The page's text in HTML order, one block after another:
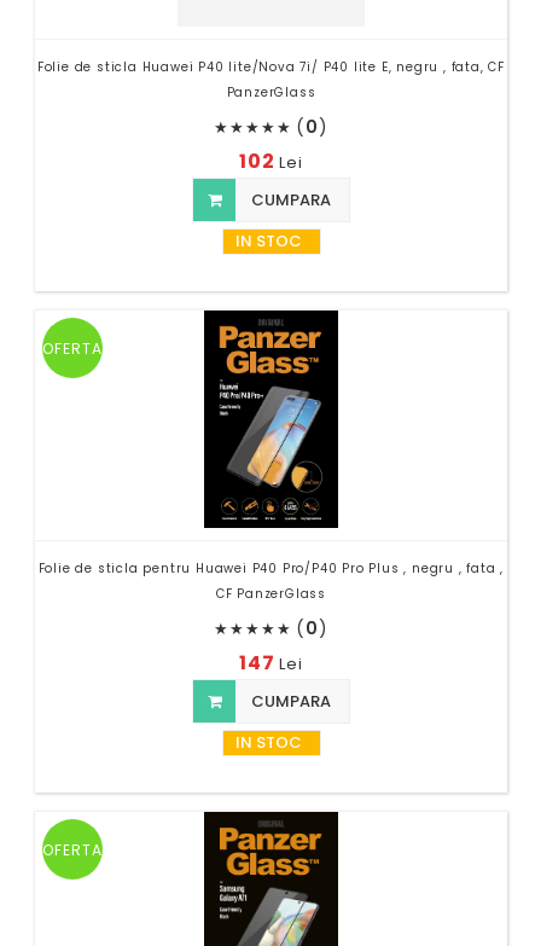
Folie de sticla Huawei P40 lite/Nova 7i/ P40 lite E, negru , fata, CF
PanzerGlass
★★★★★ (0)
102Lei
CUMPARA
IN STOC
OFERTA
Folie de sticla pentru Huawei P40 Pro/P40 Pro Plus , negru , fata ,
CF PanzerGlass
★★★★★ (0)
147Lei
CUMPARA
IN STOC
OFERTA